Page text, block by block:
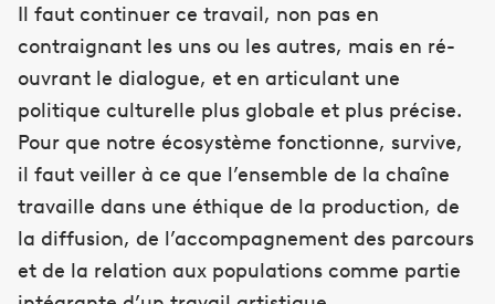
Il faut continuer ce travail, non pas en
contraignant les uns ou les autres, mais en ré-
ouvrant le dialogue, et en articulant une
politique culturelle plus globale et plus précise.
Pour que notre écosystème fonctionne, survive,
il faut veiller à ce que l’ensemble de la chaîne
travaille dans une éthique de la production, de
la diffusion, de l’accompagnement des parcours
et de la relation aux populations comme partie